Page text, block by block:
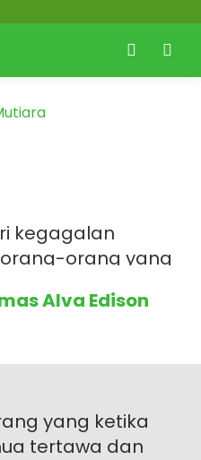
kegagalan
orang yang
Alva Edison
yang ketika
tertawa dan